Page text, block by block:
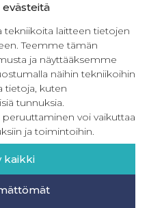
tekniikoita laitteen tietojen
Teemme tämän
ja näyttääksemme
näihin tekniikoihin
tietoja, kuten
tunnuksia.
voi vaikuttaa
ja toimintoihin.
kaikki
50-158 cm